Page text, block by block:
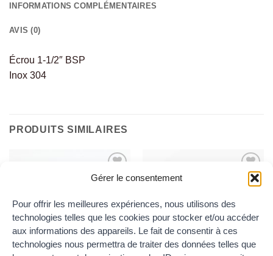
Gérer le consentement
Pour offrir les meilleures expériences, nous utilisons des
technologies telles que les cookies pour stocker et/ou accéder
aux informations des appareils. Le fait de consentir à ces
technologies nous permettra de traiter des données telles que
INFORMATIONS COMPLÉMENTAIRES
AVIS (0)
Écrou 1-1/2″ BSP
Inox 304
PRODUITS SIMILAIRES
Ajouter
ECROUS BSP
Ajouter
au